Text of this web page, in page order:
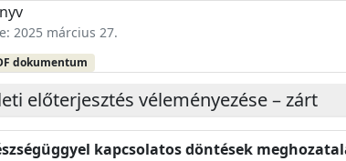
2025 március 27.
dokumentum
előterjesztés véleményezése – zárt
kapcsolatos döntések